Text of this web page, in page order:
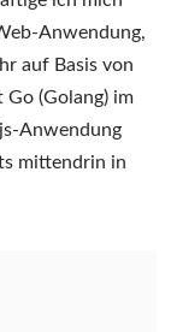
Anwendung,
auf Basis von
Go (Golang) im
Anwendung
mittendrin in